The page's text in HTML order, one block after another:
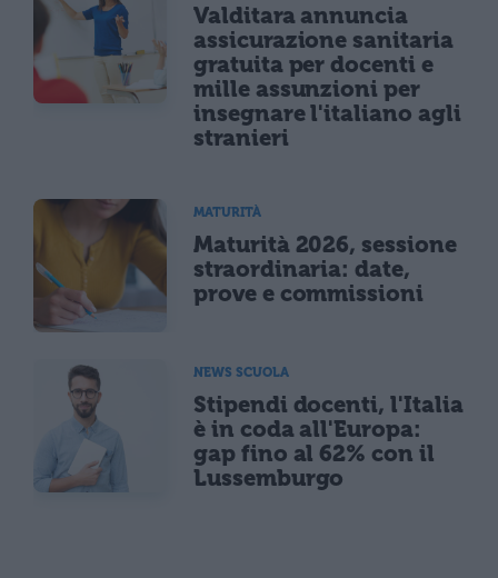
Valditara annuncia
assicurazione sanitaria
gratuita per docenti e
mille assunzioni per
insegnare l'italiano agli
stranieri
MATURITÀ
Maturità 2026, sessione
straordinaria: date,
prove e commissioni
NEWS SCUOLA
Stipendi docenti, l'Italia
è in coda all'Europa:
gap fino al 62% con il
Lussemburgo